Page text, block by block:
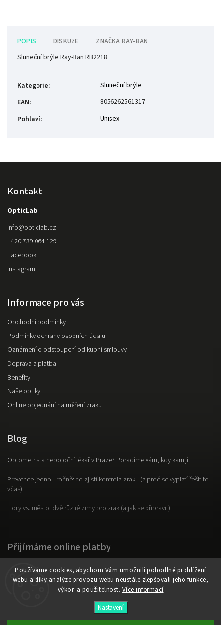
Používáme cookies, abychom Vám umožnili pohodlné prohlížení
webu a díky analýze provozu webu neustále zlepšovali jeho funkce,
výkon a použitelnost. Více informací
Nastavení
POPIS DISKUZE ZNAČKA RAY-BAN
Sluneční brýle Ray-Ban RB2218
Kategorie:
Sluneční brýle
EAN:
8056262561317
Pohlaví: Unisex
Kontakt
OpticLab
info@opticlab.cz
+420 739 064 129
Facebook
Instagram
Informace pro vás
Obchodní podmínky
Podmínky ochrany osobních údajů
Oznámení o odstoupení od kupní smlouvy
Doprava a platba
Benefity
Naše optiky
Online objednání na měření zraku
Blog
Optometrista nebo oční lékař v Praze? Poradíme vám, kdy kam jít
Prevence jednou ročně: co zjistí kontrola zraku (a proč se vyplatí řešit to
včas)
Hory vs. město: dvě různé zimy pro zrak (a jak se připravit)
Přijímáme online platby
OpticLab. Všechna práva vyhrazena.